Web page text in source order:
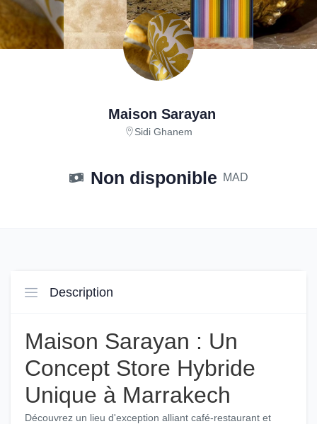
Maison Sarayan
Sidi Ghanem
Non disponible MAD
Description
Maison Sarayan : Un
Concept Store Hybride
Unique à Marrakech
Découvrez un lieu d'exception alliant café-restaurant et